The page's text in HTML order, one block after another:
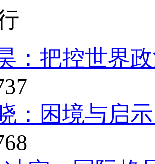
：把控世界
：困境与启